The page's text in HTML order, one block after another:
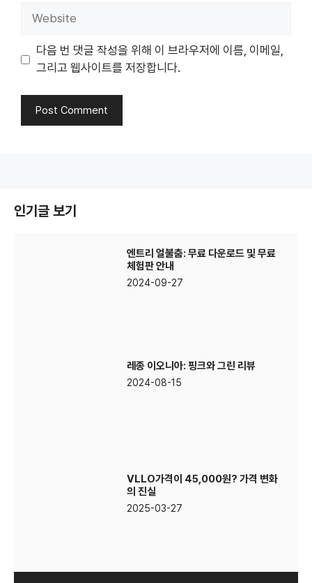
다음 번 댓글 작성을 위해 이 브라우저에 이름, 이메일,
그리고 웹사이트를 저장합니다.
인기글 보기
엔트리 얼불춤: 무료 다운로드 및 무료
체험판 안내
2024-09-27
레종 이오니아: 핑크와 그린 리뷰
2024-08-15
VLLO가격이 45,000원? 가격 변화
의 진실
2025-03-27